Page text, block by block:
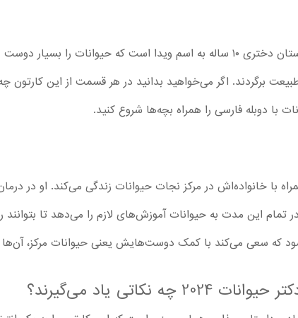
انیمیشن سریالی ویدا دکتر حیوانات ، داستان دختری ۱۰ ساله به اسم ویدا است
برگردند. اگر می‌خواهید بدانید در هر قسمت از این کارتون
با خانواده‌اش در مرکز نجات حیوانات زندگی می‌کند. او در
در تمام این مدت به حیوانات آموزش‌های لازم را می‌دهد تا
که سعی می‌کند با کمک دوست‌هایش یعنی حیوانات مرکز،
نکاتی یاد می‌گیرند؟